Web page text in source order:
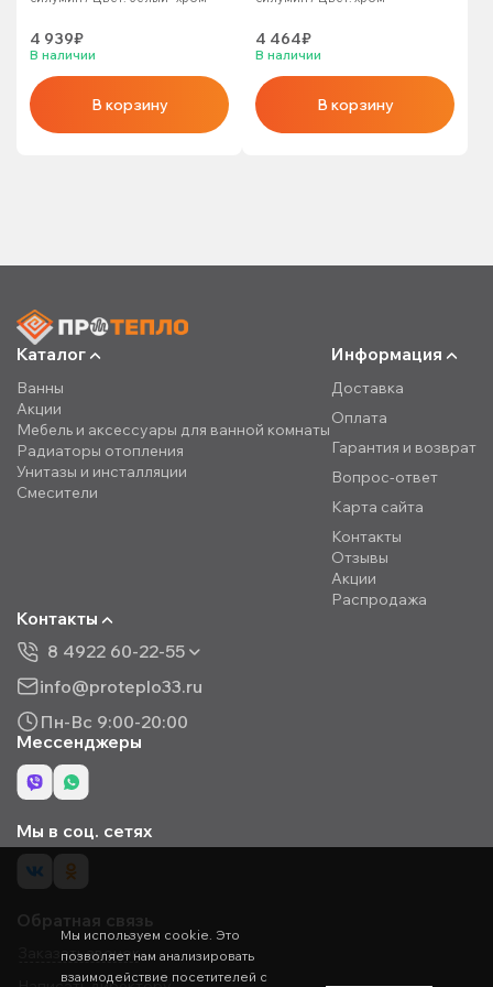
4 939₽
В наличии
В корзину
4 464₽
В наличии
В корзину
Каталог
Ванны
Акции
Мебель и аксессуары для ванной комнаты
Радиаторы отопления
Унитазы и инсталляции
Смесители
Информация
Доставка
Оплата
Гарантия и возврат
Вопрос-ответ
Карта сайта
Контакты
Отзывы
Акции
Распродажа
Контакты
8 4922 60-22-55
info@proteplo33.ru
Пн-Вс 9:00-20:00
Мессенджеры
Мы в соц. сетях
Обратная связь
Заказать звонок
Мы используем cookie. Это
позволяет нам анализировать
взаимодействие посетителей с